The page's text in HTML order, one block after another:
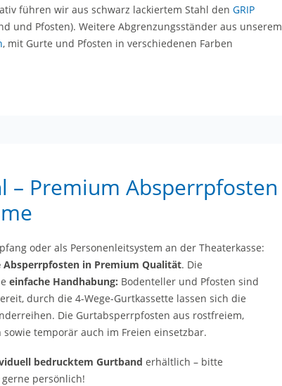
führen wir aus schwarz lackiertem Stahl den GRIP
und Pfosten). Weitere Abgrenzungsständer aus unserem
, mit Gurte und Pfosten in verschiedenen Farben
– Premium Absperrpfosten
oder als Personenleitsystem an der Theaterkasse:
in Premium Qualität. Die
einfache Handhabung: Bodenteller und Pfosten sind
durch die 4-Wege-Gurtkassette lassen sich die
Die Gurtabsperrpfosten aus rostfreiem,
temporär auch im Freien einsetzbar.
bedrucktem Gurtband erhältlich – bitte
persönlich!